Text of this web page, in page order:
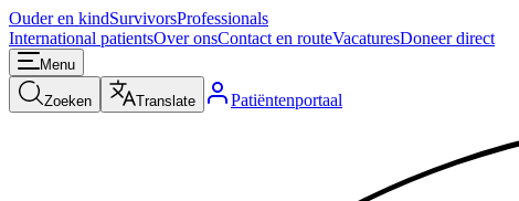
Ouder en kindSurvivorsProfessionals
International patientsOver onsContact en routeVacaturesDoneer direct
Menu
Zoeken Translate Patiëntenportaal